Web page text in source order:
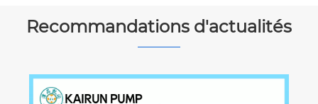
Recommandations d'actualités